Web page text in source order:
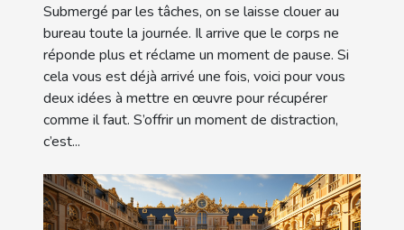
Submergé par les tâches, on se laisse clouer au
bureau toute la journée. Il arrive que le corps ne
réponde plus et réclame un moment de pause. Si
cela vous est déjà arrivé une fois, voici pour vous
deux idées à mettre en œuvre pour récupérer
comme il faut. S’offrir un moment de distraction,
c’est...